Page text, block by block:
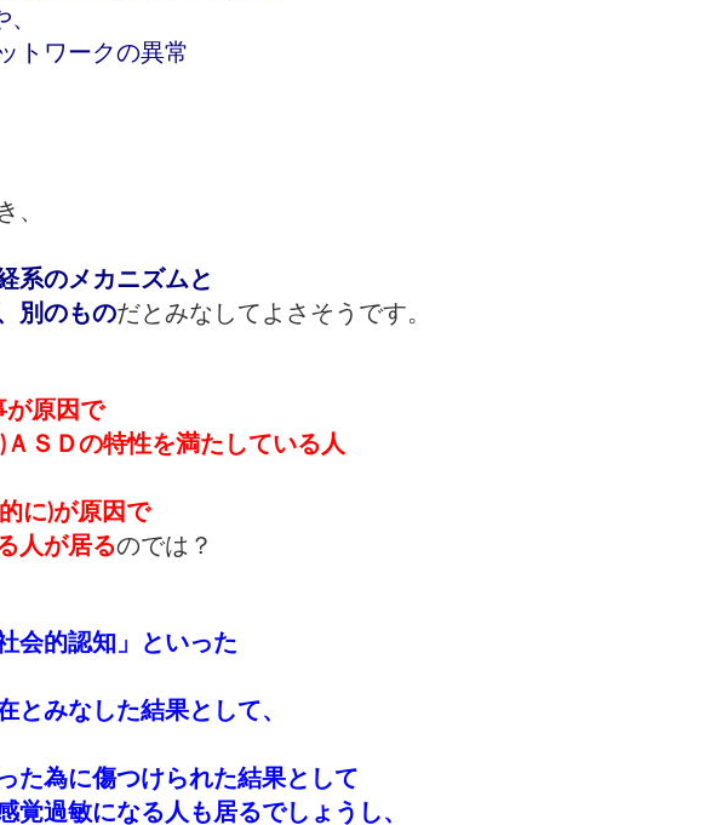
トワークの異常
、
系のメカニズムと
別のものだとみなしてよさそうです。
が原因で
ＳＤの特性を満たしている人
に)が原因で
人が居るのでは？
会的認知」といった
みなした結果として、
た為に傷つけられた結果として
過敏になる人も居るでしょうし、